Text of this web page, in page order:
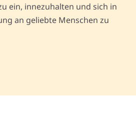
ein, innezuhalten und sich in
an geliebte Menschen zu